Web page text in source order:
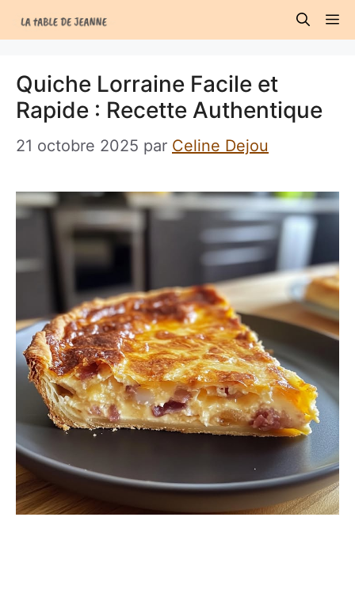
au
Quiche Lorraine Facile et
Rapide : Recette Authentique
21 octobre 2025 par Celine Dejou